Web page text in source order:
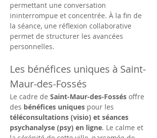
permettant une conversation
ininterrompue et concentrée. À la fin de
la séance, une réflexion collaborative
permet de structurer les avancées
personnelles.
Les bénéfices uniques à Saint-
Maur-des-Fossés
Le cadre de Saint-Maur-des-Fossés offre
des bénéfices uniques pour les
téléconsultations (visio) et séances
psychanalyse (psy) en ligne. Le calme et